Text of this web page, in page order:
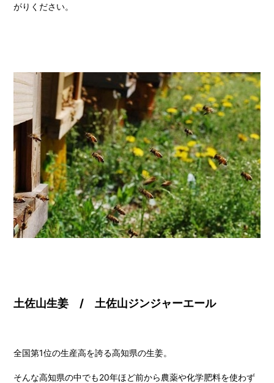
がりください。
土佐山生姜 / 土佐山ジンジャーエール
全国第1位の生産高を誇る高知県の生姜。
そんな高知県の中でも20年ほど前から農薬や化学肥料を使わず